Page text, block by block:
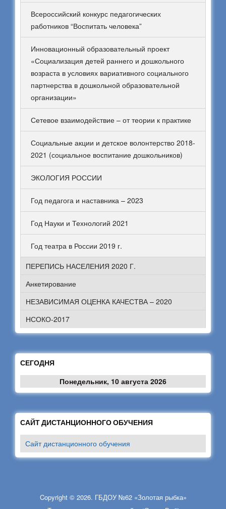
Всероссийский конкурс педагогических
работников “Воспитать человека”
Инновационный образовательный проект
«Социализация детей раннего и дошкольного
возраста в условиях вариативного социального
партнерства в дошкольной образовательной
организации»
Сетевое взаимодействие – от теории к практике
Социальные акции и детское волонтерство 2018-
2021 (социальное воспитание дошкольников)
ЭКОЛОГИЯ РОССИИ
Год педагога и наставника – 2023
Год Науки и Технологий 2021
Год театра в России 2019 г.
ПЕРЕПИСЬ НАСЕЛЕНИЯ 2020 Г.
Анкетирование
НЕЗАВИСИМАЯ ОЦЕНКА КАЧЕСТВА – 2020
НСОКО-2017
СЕГОДНЯ
Понедельник, 10 августа 2026
САЙТ ДИСТАНЦИОННОГО ОБУЧЕНИЯ
Сайт дистанционного обучения
Copyright © 2026. ГБДОУ №62 «Золотая рыбка»